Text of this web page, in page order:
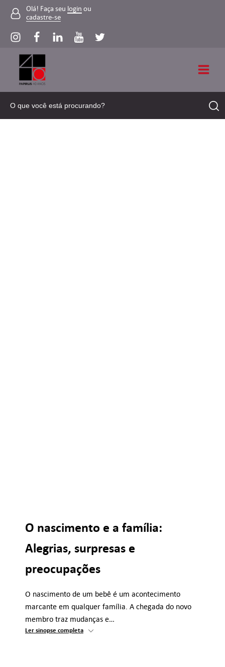
Olá! Faça seu login ou
cadastre-se
O nascimento e a família:
Alegrias, surpresas e
preocupações
O nascimento de um bebê é um acontecimento
marcante em qualquer família. A chegada do novo
membro traz mudanças e…
Ler sinopse completa